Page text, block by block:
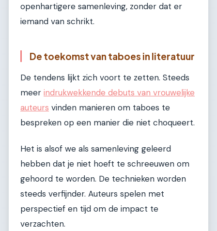
openhartigere samenleving, zonder dat er
iemand van schrikt.
De toekomst van taboes in literatuur
De tendens lijkt zich voort te zetten. Steeds
meer indrukwekkende debuts van vrouwelijke
auteurs vinden manieren om taboes te
bespreken op een manier die niet choqueert.
Het is alsof we als samenleving geleerd
hebben dat je niet hoeft te schreeuwen om
gehoord te worden. De technieken worden
steeds verfijnder. Auteurs spelen met
perspectief en tijd om de impact te
verzachten.